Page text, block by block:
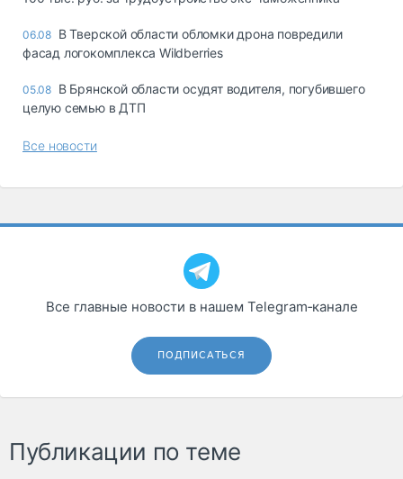
06.08 В Тверской области обломки дрона повредили
фасад логокомплекса Wildberries
05.08 В Брянской области осудят водителя, погубившего
целую семью в ДТП
Все новости
Все главные новости в нашем Telegram‑канале
ПОДПИСАТЬСЯ
Публикации по теме